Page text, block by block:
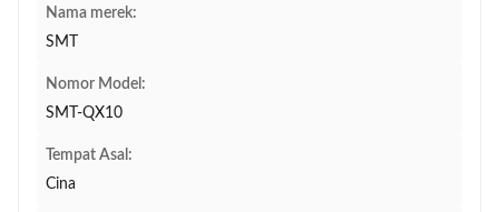
Nama merek:
SMT
Nomor Model:
SMT-QX10
Tempat Asal:
Cina